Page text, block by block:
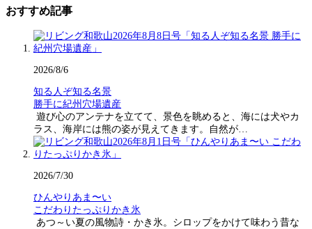
おすすめ記事
2026/8/6
知る人ぞ知る名景
勝手に紀州穴場遺産
遊び心のアンテナを立てて、景色を眺めると、海には犬やカ
ラス、海岸には熊の姿が見えてきます。自然が…
2026/7/30
ひんやりあま〜い
こだわりたっぷりかき氷
あつ～い夏の風物詩・かき氷。シロップをかけて味わう昔な